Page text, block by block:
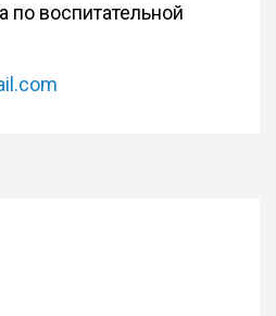
по воспитательной